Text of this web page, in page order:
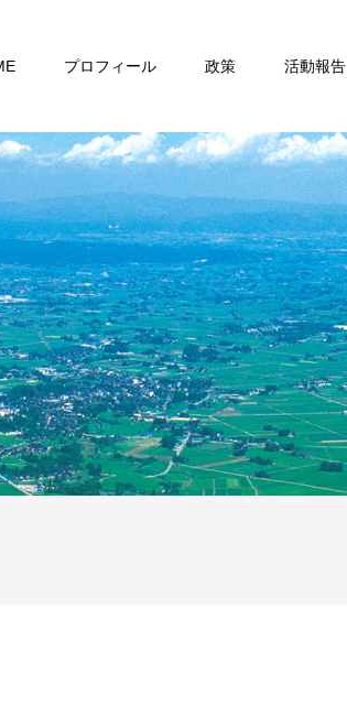
プロフィール 政策 活動報告